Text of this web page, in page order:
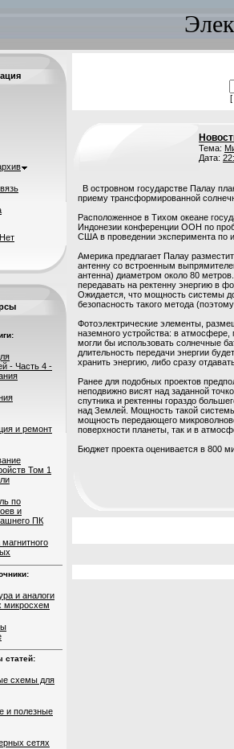
- Часть 4 -
и ремонт
Том 1
по
и
ПК
и аналоги
микросхем
статей:
схемы для
и полезные
сетях
[
Тема:
Дата:
В островном государстве Палау
приему трансформированной
Расположенное в Тихом океане
Индонезии конференции ООН по
США в проведении эксперимента по
Америка предлагает Палау
антенну со встроенным
антенна) диаметром около 80
передавать на ректенну энергию в
Ожидается, что мощность системы
безопасность такого метода
Фотоэлектрические элементы,
наземного устройства: в
могли бы использовать солнечные
длительность передачи энергии
хранить энергию, либо сразу
Ранее для подобных проектов
неподвижно висят над заданной
спутника и ректенны гораздо
над Землей. Мощность такой
мощность передающего
поверхности планеты, так и в
Бюджет проекта оценивается в 800